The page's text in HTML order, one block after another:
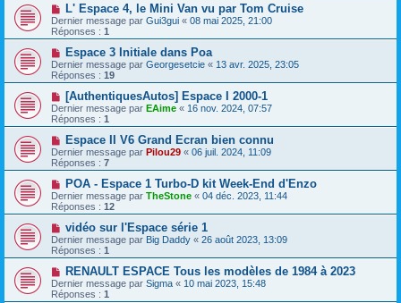
L' Espace 4, le Mini Van vu par Tom Cruise
Dernier message par Gui3gui « 08 mai 2025, 21:00
Réponses : 1
Espace 3 Initiale dans Poa
Dernier message par Georgesetcie « 13 avr. 2025, 23:05
Réponses : 19
[AuthentiquesAutos] Espace I 2000-1
Dernier message par EAime « 16 nov. 2024, 07:57
Réponses : 1
Espace II V6 Grand Ecran bien connu
Dernier message par Pilou29 « 06 juil. 2024, 11:09
Réponses : 7
POA - Espace 1 Turbo-D kit Week-End d'Enzo
Dernier message par TheStone « 04 déc. 2023, 11:44
Réponses : 12
vidéo sur l'Espace série 1
Dernier message par Big Daddy « 26 août 2023, 13:09
Réponses : 1
RENAULT ESPACE Tous les modèles de 1984 à 2023
Dernier message par Sigma « 10 mai 2023, 15:48
Réponses : 1